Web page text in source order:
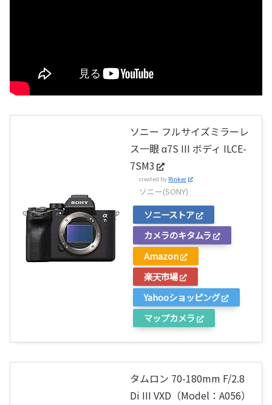
ソニー フルサイズミラーレ
ス一眼 α7S III ボディ ILCE-
7SM3
created by Rinker
ソニー(SONY)
ソニーストア
カメラのキタムラ
Amazon
楽天市場
Yahooショッピング
マップカメラ
タムロン 70-180mm F/2.8
Di III VXD（Model：A056）